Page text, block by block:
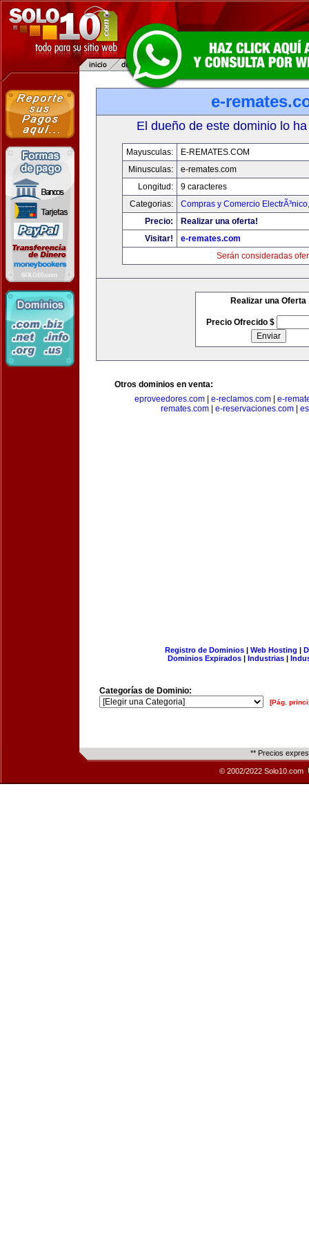
e-
El dueño de este dominio lo
Mayusculas:
E-REMATES.COM
Minusculas:
e-remates.com
Longitud:
9 caracteres
Categorias:
Compras y Comercio ElectrÃ³nico
Precio:
Realizar una oferta!
Visitar!
e-remates.com
Serán consideradas
Realizar una Oferta
Precio Ofrecido $
Otros dominios en venta:
eproveedores.com
e-reclamos.com
e-
remates.com| e-reservaciones.com|
Registro de Dominios| Web Hosting |
Dominios Expirados | Industrias |
Categorías de Dominio:
[Pág.
** Precios
© 2002/2022 Solo10.com